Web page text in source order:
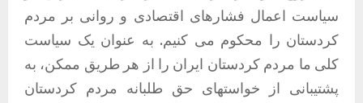
سیاست اعمال فشارهای اقتصادی و روانی بر مردم
کردستان را محکوم می کنیم. به عنوان یک سیاست
کلی ما مردم کردستان ایران را از هر طریق ممکن، به
پشتیبانی از خواستهای حق طلبانه مردم کردستان